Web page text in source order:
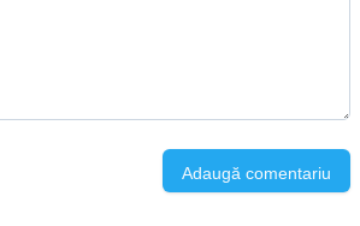
Adaugă comentariu